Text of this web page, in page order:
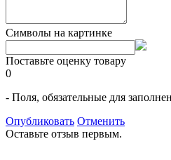
Символы на картинке
Поставьте оценку товару
0
- Поля, обязательные для
Опубликовать Отменить
Оставьте отзыв первым.